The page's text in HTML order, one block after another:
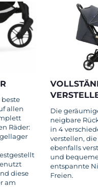
beste
allen
Räder:
diese
am
Die
neigbare
in 4
verstellen,
ebenfalls
und
entspannte
Freien.